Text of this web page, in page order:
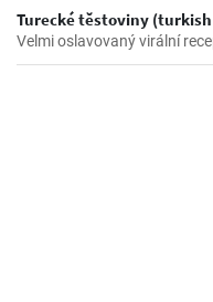
Turecké těstoviny
Velmi oslavovaný virální